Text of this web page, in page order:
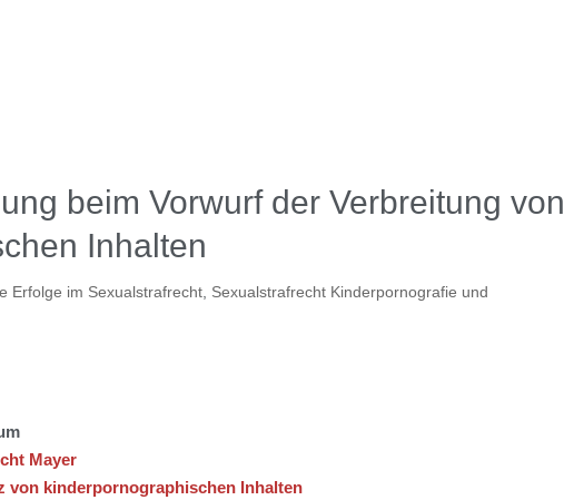
beim Vorwurf der Verbreitung von
Inhalten
Erfolge im Sexualstrafrecht, Sexualstrafrecht Kinderpornografie und
Mayer
von kinderpornographischen Inhalten